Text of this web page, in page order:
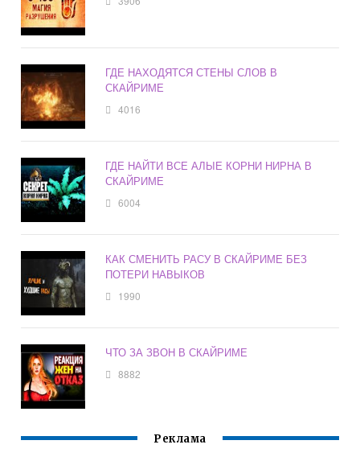
ГДЕ НАХОДЯТСЯ СТЕНЫ СЛОВ В
СКАЙРИМЕ
4016
ГДЕ НАЙТИ ВСЕ АЛЫЕ КОРНИ НИРНА В
СКАЙРИМЕ
6004
КАК СМЕНИТЬ РАСУ В СКАЙРИМЕ БЕЗ
ПОТЕРИ НАВЫКОВ
1990
ЧТО ЗА ЗВОН В СКАЙРИМЕ
8882
Реклама